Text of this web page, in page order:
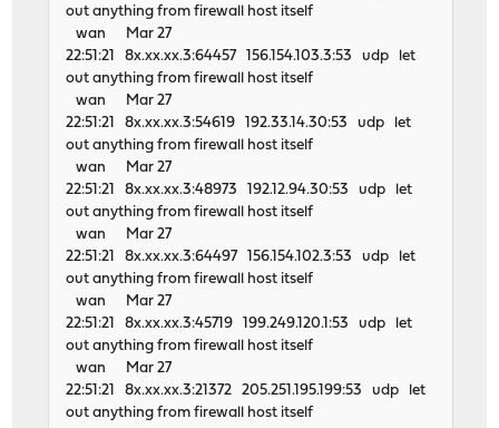
out anything from firewall host itself
wan Mar 27
22:51:21 8x.xx.xx.3:64457 156.154.103.3:53 udp let
out anything from firewall host itself
wan Mar 27
22:51:21 8x.xx.xx.3:54619 192.33.14.30:53 udp let
out anything from firewall host itself
wan Mar 27
22:51:21 8x.xx.xx.3:48973 192.12.94.30:53 udp let
out anything from firewall host itself
wan Mar 27
22:51:21 8x.xx.xx.3:64497 156.154.102.3:53 udp let
out anything from firewall host itself
wan Mar 27
22:51:21 8x.xx.xx.3:45719 199.249.120.1:53 udp let
out anything from firewall host itself
wan Mar 27
22:51:21 8x.xx.xx.3:21372 205.251.195.199:53 udp let
out anything from firewall host itself